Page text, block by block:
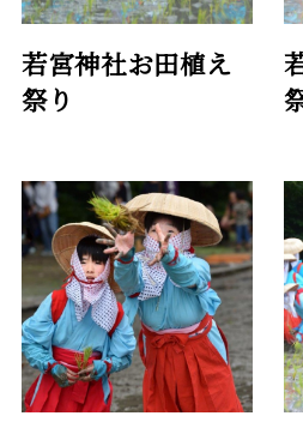
若宮神社お田植え
祭り